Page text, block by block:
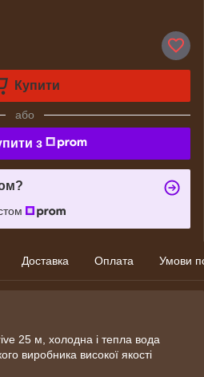
Купити
або
з
Доставка Оплата Умови
25 м, холодна і тепла вода
виробника високої якості